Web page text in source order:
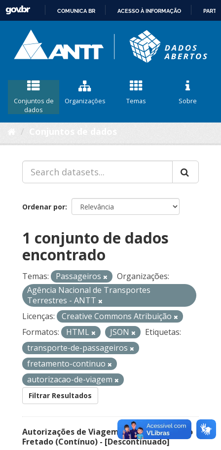
CONTEÚDO
COMUNICA BR ACESSO À INFORMAÇÃO
Conjuntos de
dados
Organizações Temas Sobre
Ordenar por
1 conjunto de dados
encontrado
Temas: Passageiros
Organizações:
Agência Nacional de Transportes
Terrestres - ANTT
Licenças:
Creative Commons Atribuição
Formatos:
HTML JSON
Etiquetas:
transporte-de-passageiros
fretamento-continuo
autorizacao-de-viagem
Filtrar Resultados
Autorizações de Viagem Nacional – Serviço
Fretado (Contínuo) - [Descontinuado]